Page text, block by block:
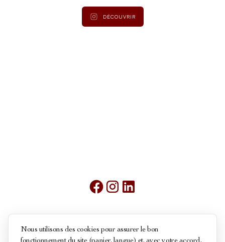
DÉCOUVRIR
Conditions générales de ventes
Nous utilisons des cookies pour assurer le bon